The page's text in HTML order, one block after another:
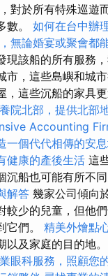
對於所有特殊巡遊
數。 如何在台中辦
無論婚宴或聚會都
現該船的所有服務
市，這些島嶼和城
，這些沉船的家具
院北部，提供北部
Accounting
一個代代相傳的安
健康的產後生活 這
沉船也可能有所不同
解答 幾家公司傾向
較少的兒童，但他
它們。 精美外燴點
以及家庭的目的地。
眼科服務，照顧您